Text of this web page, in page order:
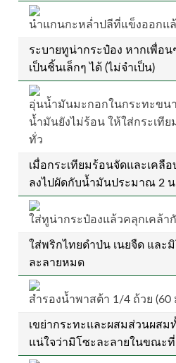
นำแกนกะหล่ำปลีที่แข็งออกแ
ระบายทูน่ากระป๋อง หากเพื่อ
เป็นชิ้นเล็กๆ ได้ (ไม่จำเป็น)
อุ่นน้ำมันมะกอกในกระทะข
น้ำมันยังไม่ร้อน ให้ใส่กระเที
ทั่ว
เมื่อกระเทียมร้อนจัดและเคลื
ลงไปผัดกับน้ำมันประมาณ 2
ใส่ทูน่ากระป๋องแล้วคลุกเคล้า
ใส่พริกไทยดำป่น เนยจืด และ
ละลายหมด
สำรองน้ำพาสต้า 1/4 ถ้วย (60
เขย่ากระทะและผสมส่วนผสม
แน่ใจว่ามิโซะละลายในขณะที่